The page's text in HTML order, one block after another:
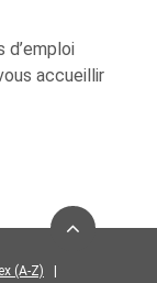
d’emploi
accueillir
(A-Z)